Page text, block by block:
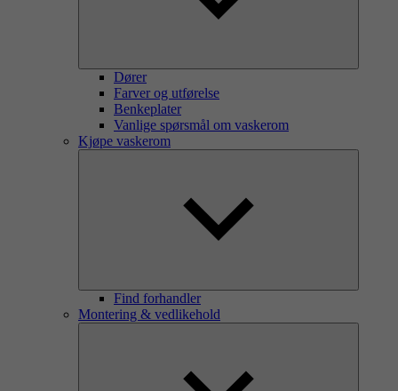
Dører
Farver og utførelse
Benkeplater
Vanlige spørsmål om vaskerom
Kjøpe vaskerom
Find forhandler
Montering & vedlikehold